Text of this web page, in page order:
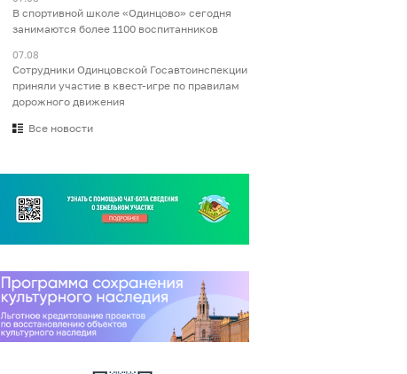
В спортивной школе «Одинцово» сегодня
занимаются более 1100 воспитанников
07.08
Сотрудники Одинцовской Госавтоинспекции
приняли участие в квест-игре по правилам
дорожного движения
Все новости